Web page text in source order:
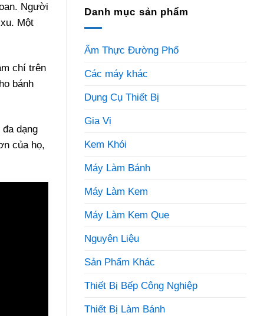
Người
Một
chí trên
bánh
dạng
của họ,
Danh mục sản phẩm
Ẩm Thực Đường Phố
Các máy khác
Dụng Cụ Thiết Bị
Gia Vị
Kem Khói
Máy Làm Bánh
Máy Làm Kem
Máy Làm Kem Que
Nguyên Liệu
Sản Phẩm Khác
Thiết Bị Bếp Công Nghiệp
Thiết Bị Làm Bánh